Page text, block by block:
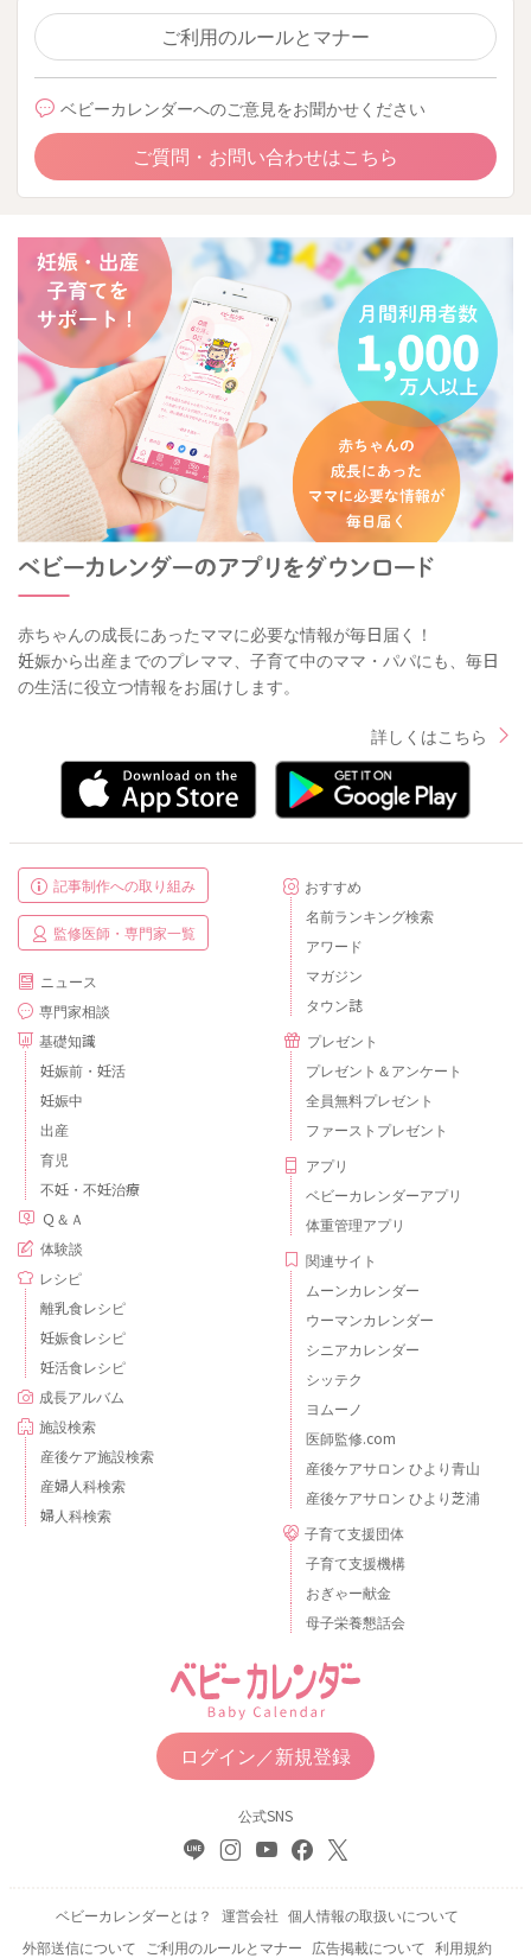
ご利用のルールとマナー
ベビーカレンダーへのご意見をお聞かせください
ご質問・お問い合わせはこちら
赤ちゃんの成長にあったママに必要な情報が毎日届く！
妊娠から出産までのプレママ、子育て中のママ・パパにも、毎日
の生活に役立つ情報をお届けします。
詳しくはこちら
記事制作への取り組み
監修医師・専門家一覧
ニュース
専門家相談
基礎知識
妊娠前・妊活
妊娠中
出産
育児
不妊・不妊治療
Ｑ＆Ａ
体験談
レシピ
離乳食レシピ
妊娠食レシピ
妊活食レシピ
成長アルバム
施設検索
産後ケア施設検索
産婦人科検索
婦人科検索
おすすめ
名前ランキング検索
アワード
マガジン
タウン誌
プレゼント
プレゼント＆アンケート
全員無料プレゼント
ファーストプレゼント
アプリ
ベビーカレンダーアプリ
体重管理アプリ
関連サイト
ムーンカレンダー
ウーマンカレンダー
シニアカレンダー
シッテク
ヨムーノ
医師監修.com
産後ケアサロン ひより青山
産後ケアサロン ひより芝浦
子育て支援団体
子育て支援機構
おぎゃー献金
母子栄養懇話会
ログイン／新規登録
公式SNS
ベビーカレンダーとは？ 運営会社 個人情報の取扱いについて
外部送信について
ご利用のルールとマナー 広告掲載について 利用規約